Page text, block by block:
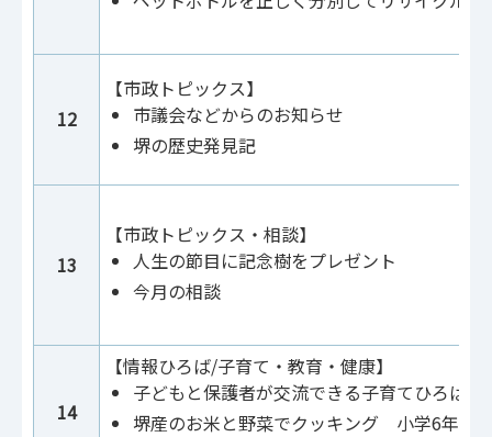
12
【市政トピックス】
市議会などからのお知らせ
堺の歴史発見記
13
【市政トピックス・相談】
人生の節目に記念樹をプレゼント
今月の相談
14
【情報ひろば/子育て・教育・健康】
子どもと保護者が交流できる子育てひろば
堺産のお米と野菜でクッキング 小学6年生